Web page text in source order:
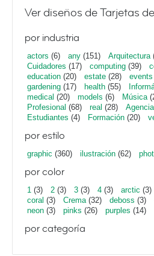
Ver diseños de Tarjetas
por industria
actors (6) any (151) Arquitectura
Cuidadores (17) computing (39)
education (20) estate (28) events
gardening (17) health (55)
medical (20) models (6) Música
Profesional (68) real (28)
Estudiantes (4) Formación (20)
por estilo
graphic (360) ilustración (62)
por color
1 (3) 2 (3) 3 (3) 4 (3) arctic (3)
coral (3) Crema(32) deboss (3)
neon (3) pinks (26) purples (14)
por categoría